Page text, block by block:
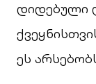
დიდებული
ეს